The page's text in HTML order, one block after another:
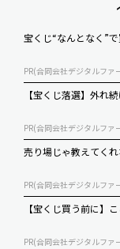
宝くじ“なんとなく”
PR(合同会社デジタルファ
【宝くじ落選】外れ
PR(合同会社デジタルファ
売り場じゃ教えてく
PR(合同会社デジタルファ
【宝くじ買う前に】
PR(合同会社デジタルファ